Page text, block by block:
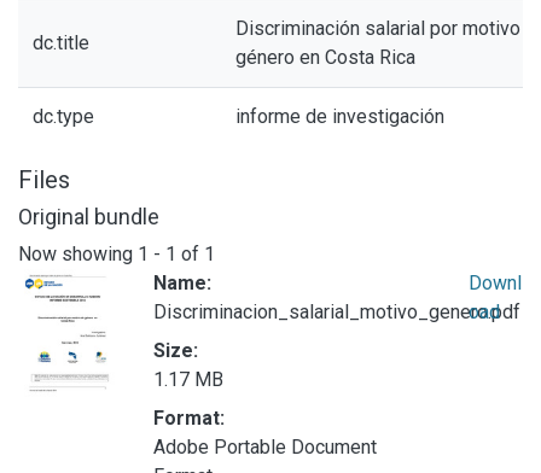
dc.title
Discriminación salarial por motivo
género en Costa Rica
dc.type informe de investigación
Files
Original bundle
Now showing 1 - 1 of 1
Name:
Discriminacion_salarial_motivo_genero.pdf
Size:
1.17 MB
Format:
Adobe Portable Document
Downl
oad